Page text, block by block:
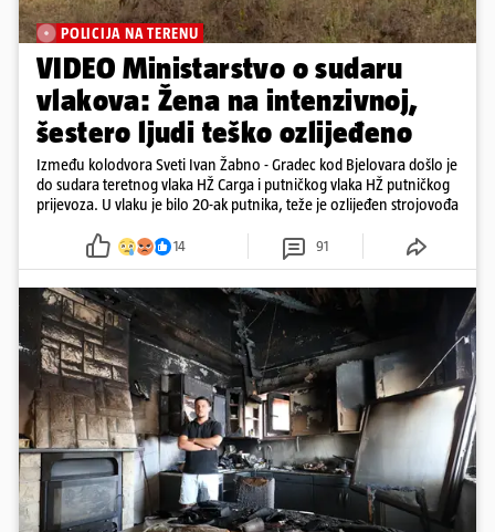
POLICIJA NA TERENU
VIDEO Ministarstvo o sudaru
vlakova: Žena na intenzivnoj,
šestero ljudi teško ozlijeđeno
Između kolodvora Sveti Ivan Žabno - Gradec kod Bjelovara došlo je
do sudara teretnog vlaka HŽ Carga i putničkog vlaka HŽ putničkog
prijevoza. U vlaku je bilo 20-ak putnika, teže je ozlijeđen strojovođa
14 91